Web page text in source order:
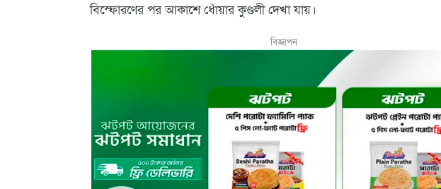
বিস্ফোরণের পর আকাশে ধোঁয়ার কুণ্ডলী দেখা যায়।
বিজ্ঞাপন